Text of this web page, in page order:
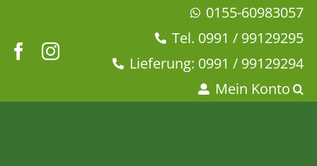
springen
0155-60983057
Tel. 0991 / 99129295
Lieferung: 0991 / 99129294
Mein Konto